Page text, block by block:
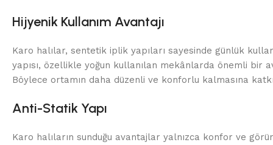
Hijyenik Kullanım Avantajı
Karo halılar, sentetik iplik yapıları sayesinde günlük
yapısı, özellikle yoğun kullanılan mekânlarda önemli bir
Böylece ortamın daha düzenli ve konforlu kalmasına
Anti-Statik Yapı
Karo halıların sunduğu avantajlar yalnızca konfor ve